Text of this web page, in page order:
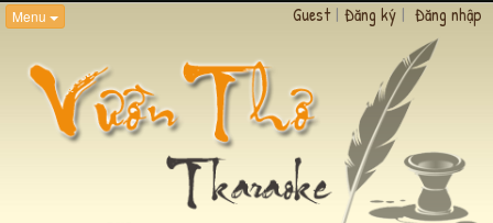
Menu Guest | Đăng ký | Đăng nhập